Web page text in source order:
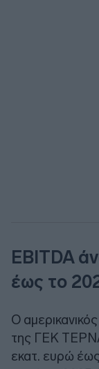
EBITDA
έως το
Ο
της ΓΕΚ
εκατ. ευρώ